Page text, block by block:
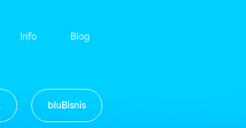
Info Blog
bluBisnis